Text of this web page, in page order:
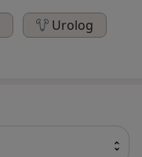
Urolog